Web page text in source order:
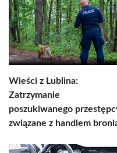
Wieści z Lublina:
Zatrzymanie
poszukiwanego
związane z handlem